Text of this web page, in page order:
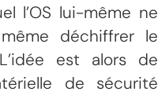
l’OS lui-même ne
déchiffrer le
est alors de
de sécurité